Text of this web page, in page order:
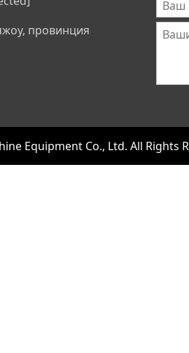
провинция
Equipment Co., Ltd. All Rights